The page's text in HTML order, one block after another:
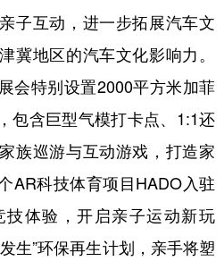
子互动，进一步拓展汽车文
冀地区的汽车文化影响力。
会特别设置2000平方米加菲
包含巨型气模打卡点、1:1还
族巡游与互动游戏，打造家
AR科技体育项目HADO入驻
技体验，开启亲子运动新玩
生”环保再生计划，亲手将塑